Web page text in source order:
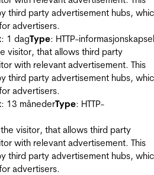
third party advertisement hubs,
advertisers.
: 1 dagType: HTTP-informasjonskapsel
visitor, that allows third party
with relevant advertisement. This
third party advertisement hubs,
advertisers.
: 13 månederType: HTTP-
visitor, that allows third party
with relevant advertisement. This
third party advertisement hubs,
advertisers.